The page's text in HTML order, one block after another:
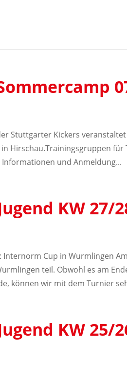
Stuttgarter Kickers
Hirschau.Trainingsgruppen
und Anmeldung...
KW 27/
Internorm Cup in Wurmlingen
teil. Obwohl es am
können wir mit dem Turnier
KW 25/